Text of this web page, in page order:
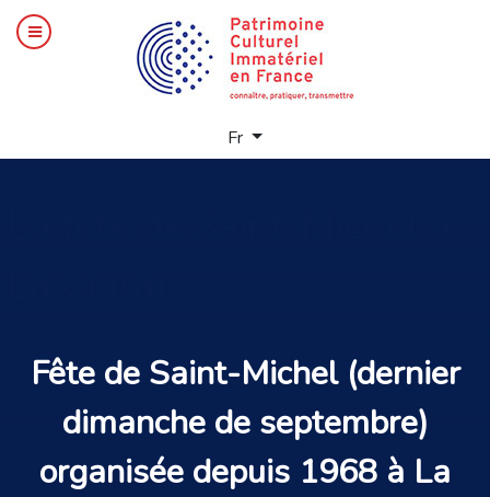
Fr
Fêtede Saint-Michel (dernier
dimanche de septembre)
organisée depuis 1968 à La